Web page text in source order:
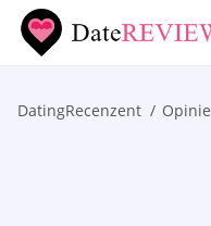
DatingRecenzent Opinie